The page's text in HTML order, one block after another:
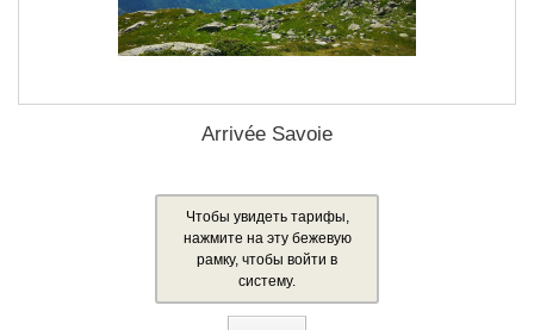
Arrivée Savoie
Чтобы увидеть тарифы,
нажмите на эту бежевую
рамку, чтобы войти в
систему.